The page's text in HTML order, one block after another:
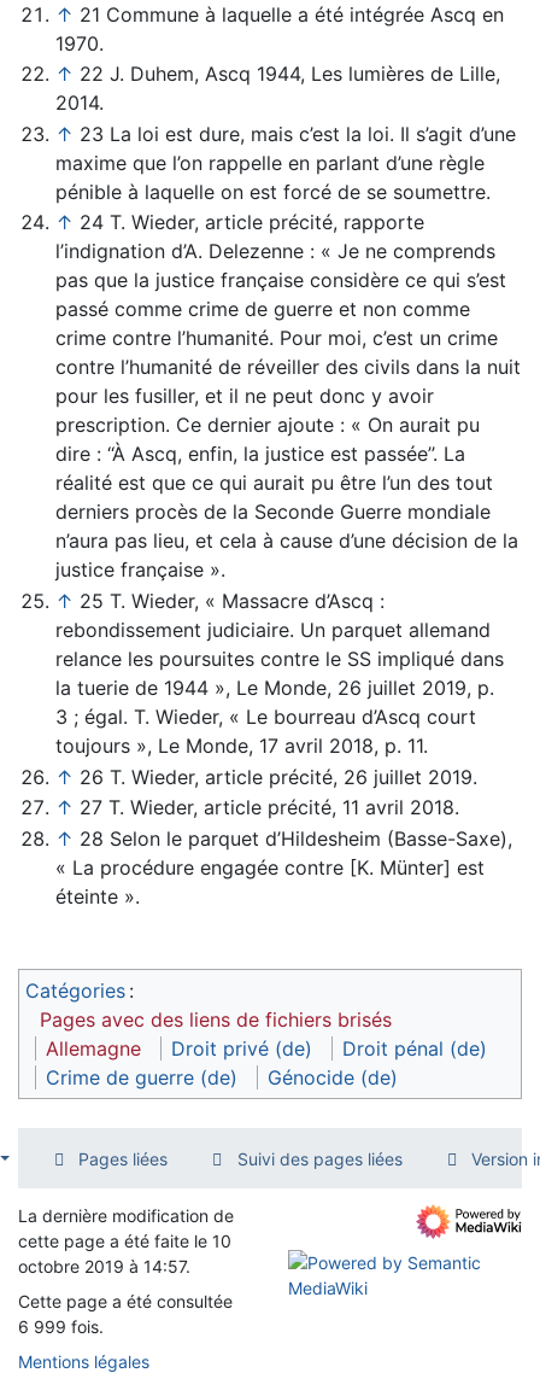
↑ 21 Commune à laquelle a été intégrée Ascq en
1970.
↑ 22 J. Duhem, Ascq 1944, Les lumières de Lille,
2014.
↑ 23 La loi est dure, mais c’est la loi. Il s’agit d’une
maxime que l’on rappelle en parlant d’une règle
pénible à laquelle on est forcé de se soumettre.
↑ 24 T. Wieder, article précité, rapporte
l’indignation d’A. Delezenne : « Je ne comprends
pas que la justice française considère ce qui s’est
passé comme crime de guerre et non comme
crime contre l’humanité. Pour moi, c’est un crime
contre l’humanité de réveiller des civils dans la nuit
pour les fusiller, et il ne peut donc y avoir
prescription. Ce dernier ajoute : « On aurait pu
dire : ‘‘À Ascq, enfin, la justice est passée’’. La
réalité est que ce qui aurait pu être l’un des tout
derniers procès de la Seconde Guerre mondiale
n’aura pas lieu, et cela à cause d’une décision de la
justice française ».
↑ 25 T. Wieder, « Massacre d’Ascq :
rebondissement judiciaire. Un parquet allemand
relance les poursuites contre le SS impliqué dans
la tuerie de 1944 », Le Monde, 26 juillet 2019, p.
3 ; égal. T. Wieder, « Le bourreau d’Ascq court
toujours », Le Monde, 17 avril 2018, p. 11.
↑ 26 T. Wieder, article précité, 26 juillet 2019.
↑ 27 T. Wieder, article précité, 11 avril 2018.
↑ 28 Selon le parquet d’Hildesheim (Basse-Saxe),
« La procédure engagée contre [K. Münter] est
éteinte ».
Catégories :
Pages avec des liens de fichiers brisés
Allemagne
Droit privé (de)
Droit pénal (de)
Crime de guerre (de)
Génocide (de)
Pages liées Suivi des pages liées Version
La dernière modification de
cette page a été faite le 10
octobre 2019 à 14:57.
Cette page a été consultée
6 999 fois.
Mentions légales